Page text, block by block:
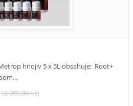
hnojiv 5 x 5L obsahuje: Root+
18 000,00 Kč)